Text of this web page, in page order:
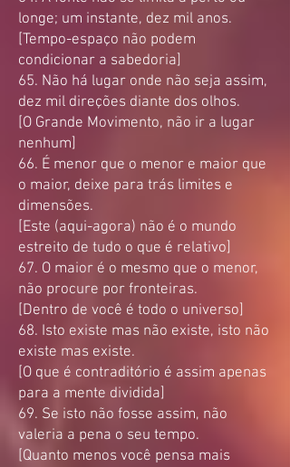
longe; um instante, dez mil anos.
[Tempo-espaço não podem
condicionar a sabedoria]
65. Não há lugar onde não seja assim,
dez mil direções diante dos olhos.
[O Grande Movimento, não ir a lugar
nenhum]
66. É menor que o menor e maior que
o maior, deixe para trás limites e
dimensões.
[Este (aqui-agora) não é o mundo
estreito de tudo o que é relativo]
67. O maior é o mesmo que o menor,
não procure por fronteiras.
[Dentro de você é todo o universo]
68. Isto existe mas não existe, isto não
existe mas existe.
[O que é contraditório é assim apenas
para a mente dividida]
69. Se isto não fosse assim, não
valeria a pena o seu tempo.
[Quanto menos você pensa mais